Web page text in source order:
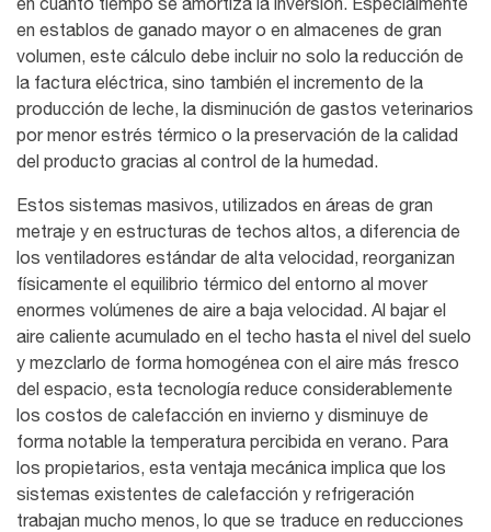
en establos de ganado mayor o en almacenes de gran
volumen, este cálculo debe incluir no solo la reducción de
la factura eléctrica, sino también el incremento de la
producción de leche, la disminución de gastos veterinarios
por menor estrés térmico o la preservación de la calidad
del producto gracias al control de la humedad.
Estos sistemas masivos, utilizados en áreas de gran
metraje y en estructuras de techos altos, a diferencia de
los ventiladores estándar de alta velocidad, reorganizan
físicamente el equilibrio térmico del entorno al mover
enormes volúmenes de aire a baja velocidad. Al bajar el
aire caliente acumulado en el techo hasta el nivel del suelo
y mezclarlo de forma homogénea con el aire más fresco
del espacio, esta tecnología reduce considerablemente
los costos de calefacción en invierno y disminuye de
forma notable la temperatura percibida en verano. Para
los propietarios, esta ventaja mecánica implica que los
sistemas existentes de calefacción y refrigeración
trabajan mucho menos, lo que se traduce en reducciones